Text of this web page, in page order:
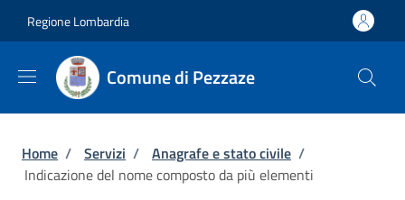
Regione Lombardia
Comune di Pezzaze
Briciole di pane
Home / Servizi / Anagrafe e stato civile /
Indicazione del nome composto da più elementi